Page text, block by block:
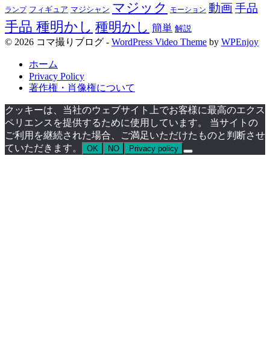
ランプ フィギュア マジシャン マジック モーション 動画手品
手品 種明かし 種明かし 簡単 解説
© 2026 コマ撮りブログ - WordPress Video Theme by WPEnjoy
ホーム
Privacy Policy
著作権・肖像権について
クッキーは、当社のウェブサイト上でお客様に最高のエクス
ペリエンスを提供するために使用しています。 当サイトの
ご利用を継続された場合、ご満足いただけたものと判断させ
ていただきます。
OK NO Privacy policy